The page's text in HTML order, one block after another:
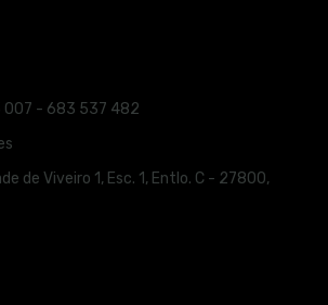
007 - 683 537 482
de Viveiro 1, Esc. 1, Entlo. C - 27800,